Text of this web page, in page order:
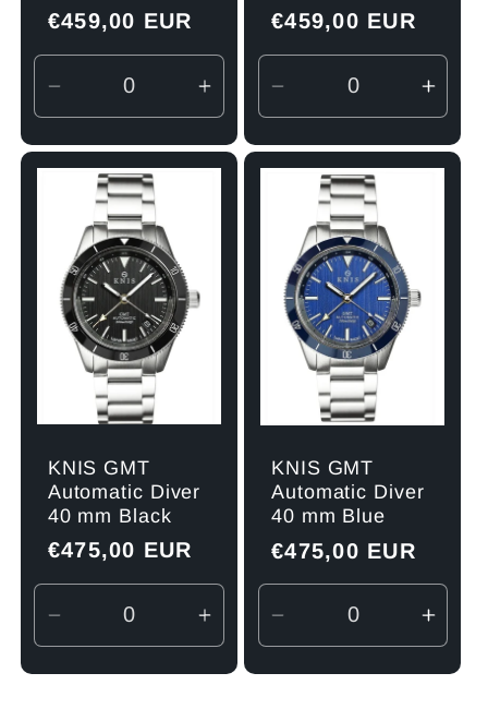
Normaler
Preis
€459,00 EUR
Verringere
die
Menge
Default
Title
Erhöhe
die
Menge
Normaler
Preis
€459,00 EUR
Verringere
die
Menge
Default
Title
die
KNIS GMT
Automatic Diver
40 mm Black
Normaler
Preis
€475,00 EUR
Verringere
die
Erhöhe
die
KNIS GMT
Automatic Diver
40 mm Blue
Normaler
Preis
€475,00 EUR
Verringere
die
die